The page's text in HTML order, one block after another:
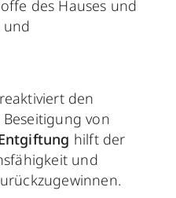
des Hauses und
und
den
von
hilft der
und